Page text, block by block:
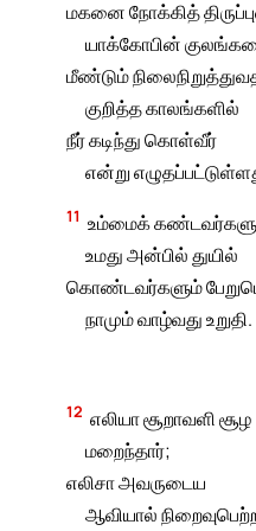
மகனை நோக்கித்
யாக்கோபின்
மீண்டும்
குறித்த காலங்களில்
நீர் கடிந்து கொள்வீர்
என்று
11 உம்மைக்
உமது அன்பில் துயில்
கொண்டவர்களும்
நாமும் வாழ்வது உறுதி.
12 எலியா சூறாவளி சூழ
மறைந்தார்;
எலிசா அவருடைய
ஆவியால்